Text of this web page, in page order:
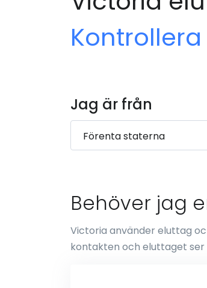
Jag är från
Behöver jag
Victoria använder eluttag
kontakten och eluttaget ser